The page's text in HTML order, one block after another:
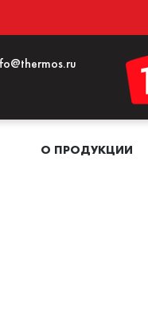
О ПРОДУКЦИИ